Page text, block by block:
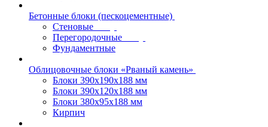
Бетонные блоки (пескоцементные)
Стеновые
Перегородочные
Фундаментные
Облицовочные блоки «Рваный камень»
Блоки 390х190х188 мм
Блоки 390х120х188 мм
Блоки 380х95х188 мм
Кирпич